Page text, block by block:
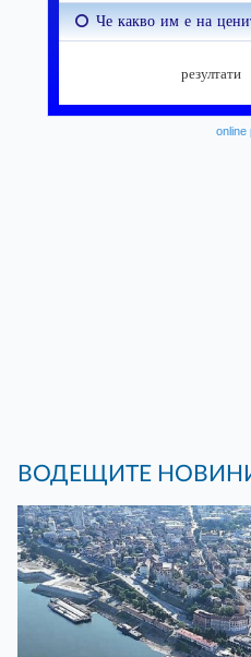
online
ВОДЕЩИТЕ